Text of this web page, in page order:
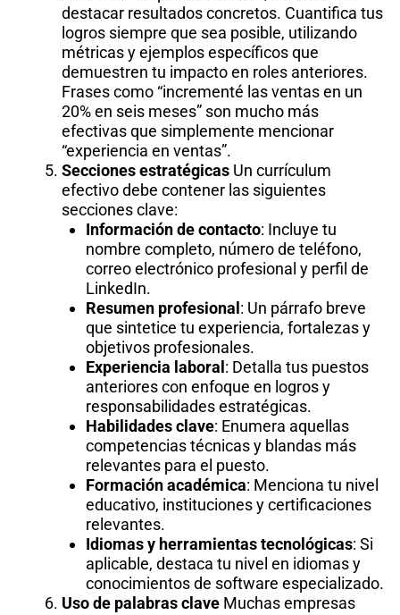
destacar resultados concretos. Cuantifica tus
logros siempre que sea posible, utilizando
métricas y ejemplos específicos que
demuestren tu impacto en roles anteriores.
Frases como “incrementé las ventas en un
20% en seis meses” son mucho más
efectivas que simplemente mencionar
“experiencia en ventas”.
Secciones estratégicas Un currículum
efectivo debe contener las siguientes
secciones clave:
Información de contacto: Incluye tu
nombre completo, número de teléfono,
correo electrónico profesional y perfil de
LinkedIn.
Resumen profesional : Un párrafo breve
que sintetice tu experiencia, fortalezas y
objetivos profesionales.
Experiencia laboral : Detalla tus puestos
anteriores con enfoque en logros y
responsabilidades estratégicas.
Habilidades clave: Enumera aquellas
competencias técnicas y blandas más
relevantes para el puesto.
Formación académica: Menciona tu nivel
educativo, instituciones y certificaciones
relevantes.
Idiomas y herramientas tecnológicas: Si
aplicable, destaca tu nivel en idiomas y
conocimientos de software especializado.
Uso de palabras clave Muchas empresas